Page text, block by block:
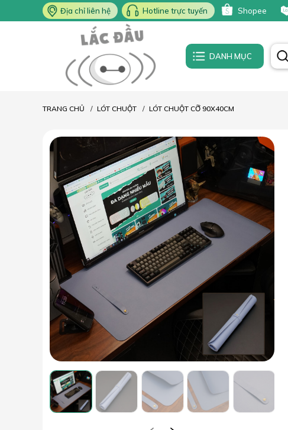
Địa chỉ liên hệ Hotline trực tuyến Shopee
DANH MỤC
TRANG CHỦ LÓT CHUỘT LÓT CHUỘT CỠ 90X40CM